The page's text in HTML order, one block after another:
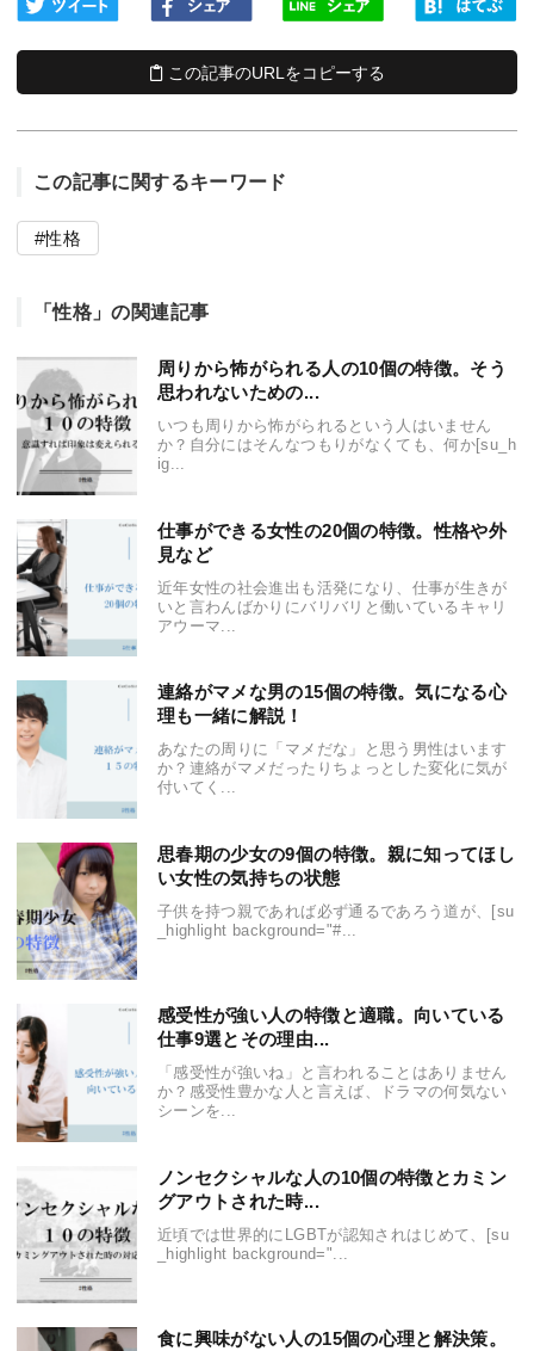
この記事のURLをコピーする
この記事に関するキーワード
性格
「性格」の関連記事
周りから怖がられる人の10個の特徴。そう
思われないための...
いつも周りから怖がられるという人はいません
か？自分にはそんなつもりがなくても、何か[su_h
ig...
仕事ができる女性の20個の特徴。性格や外
見など
近年女性の社会進出も活発になり、仕事が生きが
いと言わんばかりにバリバリと働いているキャリ
アウーマ...
連絡がマメな男の15個の特徴。気になる心
理も一緒に解説！
あなたの周りに「マメだな」と思う男性はいます
か？連絡がマメだったりちょっとした変化に気が
付いてく...
思春期の少女の9個の特徴。親に知ってほし
い女性の気持ちの状態
子供を持つ親であれば必ず通るであろう道が、[su
_highlight background="#...
感受性が強い人の特徴と適職。向いている
仕事9選とその理由...
「感受性が強いね」と言われることはありません
か？感受性豊かな人と言えば、ドラマの何気ない
シーンを...
ノンセクシャルな人の10個の特徴とカミン
グアウトされた時...
近頃では世界的にLGBTが認知されはじめて、[su
_highlight background="...
食に興味がない人の15個の心理と解決策。